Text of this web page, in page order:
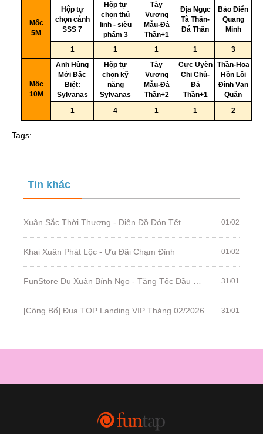
Mốc
5M
Hộp tự
chọn cánh
SSS 7
Hộp tự
chọn thú
linh - siêu
phẩm 3
Tây
Vương
Mẫu-Đá
Thần+1
Địa Ngục
Tà Thần-
Đá Thần
Bảo Điển
Quang
Minh
1 1 1 1 3
Mốc
10M
Anh Hùng
Mới Đặc
Biệt:
Sylvanas
Hộp tự
chọn kỹ
năng
Sylvanas
Tây
Vương
Mẫu-Đá
Thần+2
Cực Uyên
Chi Chủ-
Đá
Thần+1
Thần-Hoa
Hồn Lôi
Đình Vạn
Quân
1 4 1 1 2
Tags:
Tin khác
Xuân Sắc Thời Thượng - Diện Đồ Đón Tết 01/02
Khai Xuân Phát Lộc - Ưu Đãi Chạm Đỉnh 01/02
31/01
[Công Bố] Đua TOP Landing VIP Tháng 02/2026 31/01